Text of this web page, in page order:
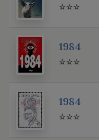
⭐⭐⭐
1984
⭐⭐⭐
1984
⭐⭐⭐